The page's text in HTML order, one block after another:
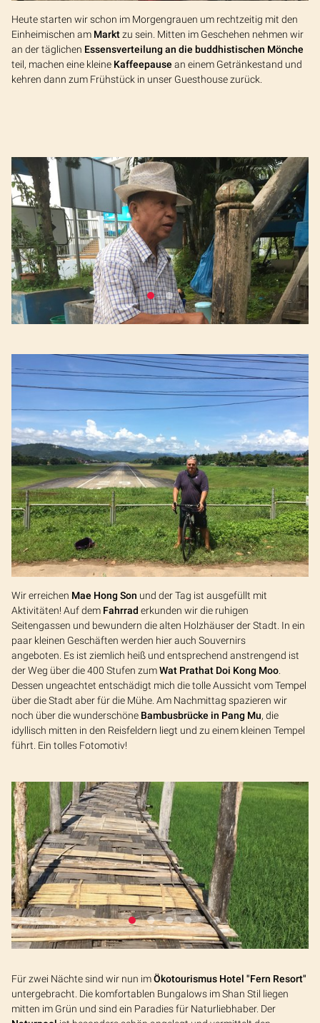
Heute starten wir schon im Morgengrauen um rechtzeitig mit den
Einheimischen am Marktzu sein. Mitten im Geschehen nehmen wir
an der täglichen Essensverteilung an die buddhistischen Mönche
teil, machen eine kleine Kaffeepause an einem Getränkestand und
kehren dann zum Frühstück in unser Guesthouse zurück.
Wir erreichen Mae Hong Son und der Tag ist ausgefüllt mit
Aktivitäten! Auf dem Fahrrad erkunden wir die ruhigen
Seitengassen und bewundern die alten Holzhäuser der Stadt. In ein
paar kleinen Geschäften werden hier auch Souvernirs
angeboten. Es ist ziemlich heiß und entsprechend anstrengend ist
der Weg über die 400 Stufen zumWat Prathat Doi Kong Moo
Dessen ungeachtet entschädigt mich die tolle Aussicht vom Tempel
über die Stadt aber für die Mühe. Am Nachmittag spazieren wir
noch über die wunderschöne Bambusbrücke in Pang Mu, die
idyllisch mitten in den Reisfeldern liegt und zu einem kleinen Tempel
führt. Ein tolles Fotomotiv!
Für zwei Nächte sind wir nun imÖkotourismus Hotel "Fern Resort"
untergebracht. Die komfortablen Bungalows im Shan Stil liegen
mitten im Grün und sind ein Paradies für Naturliebhaber. Der